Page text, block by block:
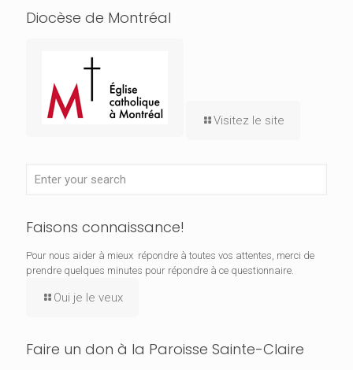
Diocèse de Montréal
Visitez le site
Faisons connaissance!
Pour nous aider à mieux répondre à toutes vos attentes, merci de
prendre quelques minutes pour répondre à ce questionnaire.
Oui je le veux
Faire un don à la Paroisse Sainte-Claire